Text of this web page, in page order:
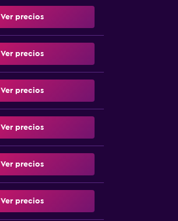
Ver precios
Ver precios
Ver precios
Ver precios
Ver precios
Ver precios